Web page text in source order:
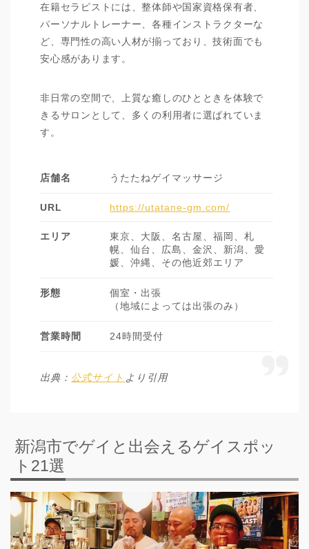
在籍セラピストには、整体師や国家資格保有者、
パーソナルトレーナー、各種インストラクターな
ど、専門性の高い人材が揃っており、技術面でも
安心感があります。
非日常の空間で、上質な癒しのひとときを体験で
きるサロンとして、多くの利用者に選ばれていま
す。
店舗名 うたたねゲイマッサージ
URL https://utatane-gm.com/
エリア
東京、大阪、名古屋、福岡、札
幌、仙台、広島、金沢、新潟、愛
媛、沖縄、その他近郊エリア
形態
個室・出張
（地域によっては出張のみ）
営業時間 24時間受付
出典： 公式サイト より引用
新潟市でゲイと出会えるゲイスポッ
ト21選